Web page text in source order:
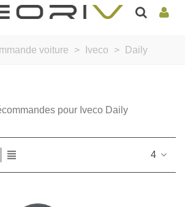
voiture > Iveco > Daily
pour Iveco Daily
4